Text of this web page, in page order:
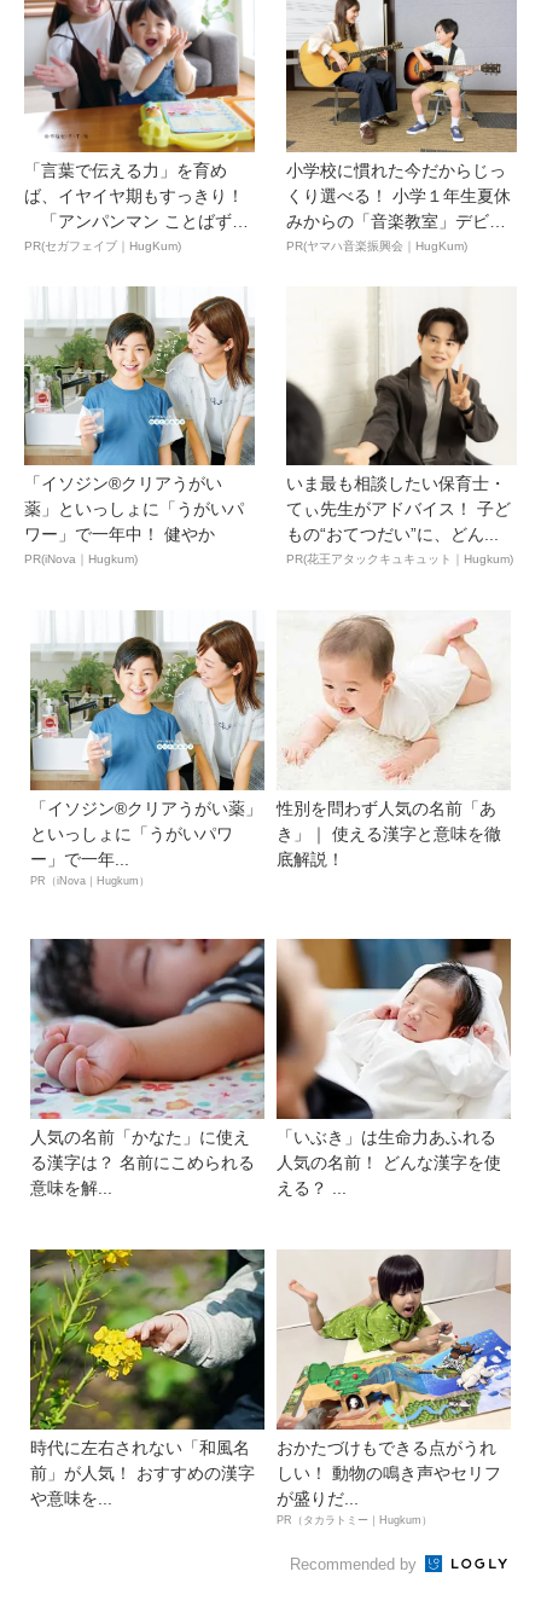
「言葉で伝える力」を育め
ば、イヤイヤ期もすっきり！
「アンパンマン ことばずか
ん...
PR(セガフェイブ｜HugKum)
小学校に慣れた今だからじっ
くり選べる！ 小学１年生夏休
みからの「音楽教室」デビ
ュ...
PR(ヤマハ音楽振興会｜HugKum)
「イソジン®クリアうがい
薬」といっしょに「うがいパ
ワー」で一年中！ 健やか
PR(iNova｜Hugkum)
いま最も相談したい保育士・
てぃ先生がアドバイス！ 子ど
もの“おてつだい”に、どん...
PR(花王アタックキュキュット｜Hugkum)
「イソジン®クリアうがい薬」
といっしょに「うがいパワ
ー」で一年...
PR（iNova｜Hugkum）
性別を問わず人気の名前「あ
き」｜ 使える漢字と意味を徹
底解説！
人気の名前「かなた」に使え
る漢字は？ 名前にこめられる
意味を解...
「いぶき」は生命力あふれる
人気の名前！ どんな漢字を使
える？ ...
時代に左右されない「和風名
前」が人気！ おすすめの漢字
や意味を...
おかたづけもできる点がうれ
しい！ 動物の鳴き声やセリフ
が盛りだ...
PR（タカラトミー｜Hugkum）
Recommended by